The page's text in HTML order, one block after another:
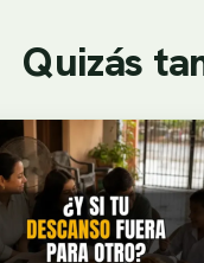
Quizás